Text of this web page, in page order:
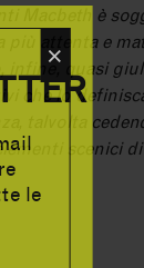
le
×
Macbeth è
più attenta e
quasi
che lo
talvolta
scenici